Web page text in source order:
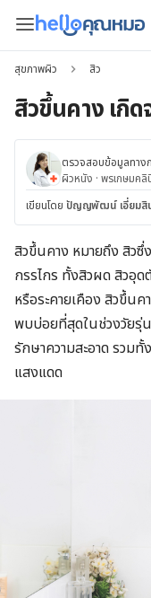
สุขภาพผิว สิว
สิวขึ้นคาง เกิด
ตรวจสอบข้อมูลทาง
ผิวหนัง · พรเกษมคลิ
เขียนโดย ปัญญพัฒน์ เอี่ยมสิ
สิวขึ้นคาง หมายถึง สิว
กรรไกร ทั้งสิวผด สิวอุด
หรือระคายเคือง สิวขึ้น
พบบ่อยที่สุดในช่วงวัยรุ่
รักษาความสะอาด รวม
แสงแดด